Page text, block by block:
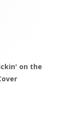
on the